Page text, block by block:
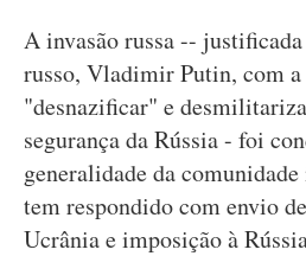
A invasão russa --
russo, Vladimir Putin, com a
"desnazificar" e
segurança da Rússia - foi
generalidade da
tem respondido com envio
Ucrânia e imposição à